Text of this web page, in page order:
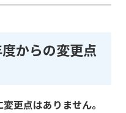
からの変更点
更点はありません。